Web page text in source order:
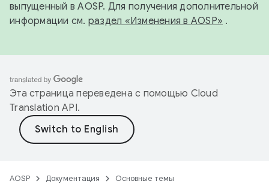
выпущенный в AOSP. Для получения дополнительной
информации см. раздел «Изменения в AOSP» .
Эта страница переведена с помощью Cloud
Translation API.
AOSP Документация Основные темы